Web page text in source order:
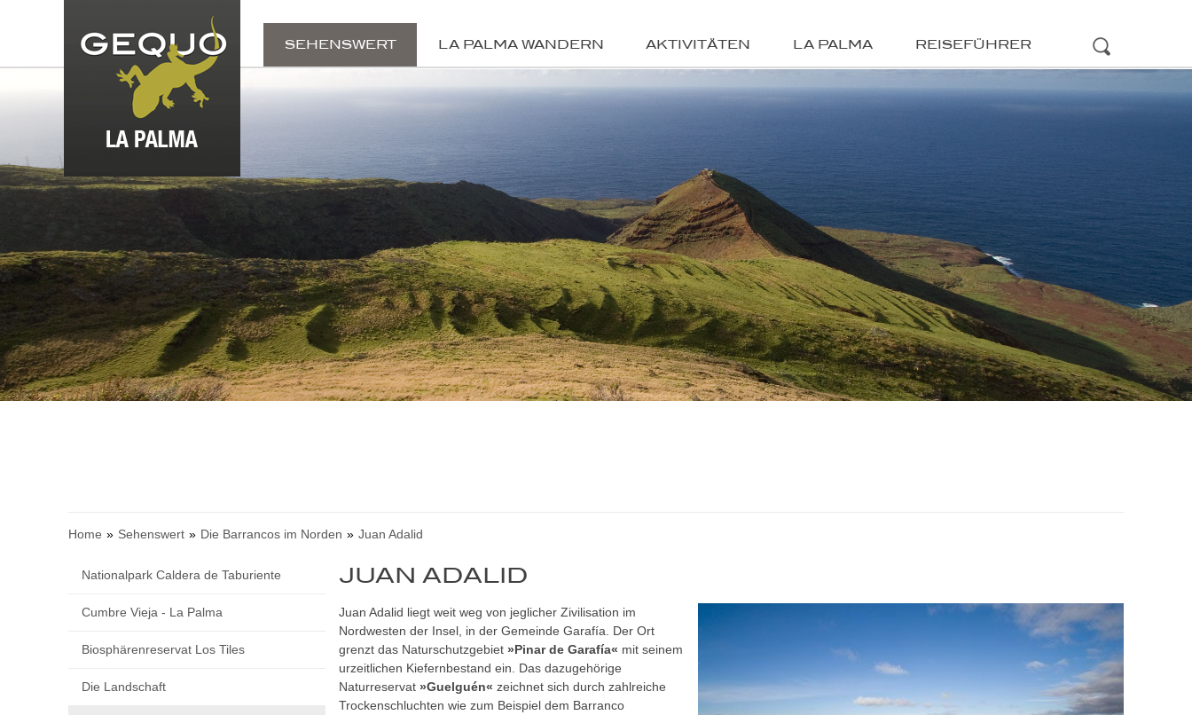
SEHENSWERT LA PALMA WANDERN AKTIVITÄTEN LA PALMA REISEFÜHRER
Home Sehenswert Die Barrancos im Norden Juan Adalid
Nationalpark Caldera de Taburiente
Cumbre Vieja - La Palma
Biosphärenreservat Los Tiles
Die Landschaft
JUAN ADALID
Juan Adalid liegt weit weg von jeglicher Zivilisation im
Nordwesten der Insel, in der Gemeinde Garafía. Der Ort
grenzt das Naturschutzgebiet »Pinar de Garafía« mit seinem
urzeitlichen Kiefernbestand ein. Das dazugehörige
Naturreservat »Guelguén« zeichnet sich durch zahlreiche
Trockenschluchten wie zum Beispiel dem Barranco